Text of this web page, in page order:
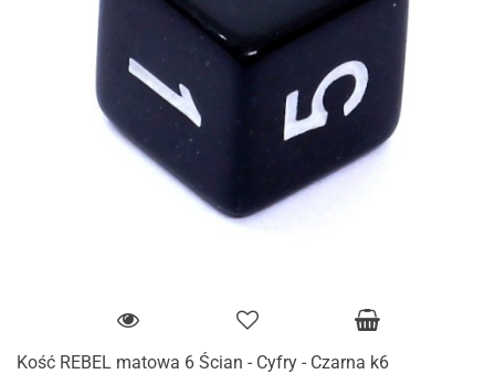
Kość REBEL matowa 6 Ścian - Cyfry - Czarna k6